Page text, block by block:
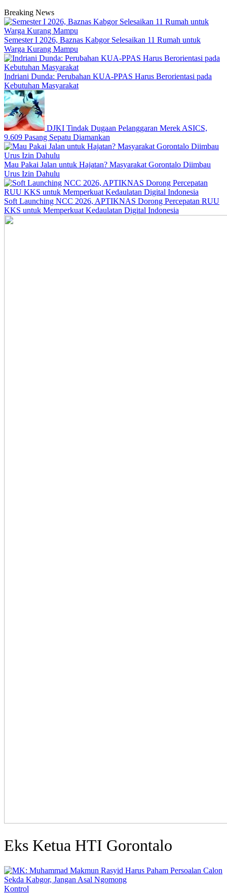
Breaking News
Semester I 2026, Baznas Kabgor Selesaikan 11 Rumah untuk
Warga Kurang Mampu
Indriani Dunda: Perubahan KUA-PPAS Harus Berorientasi pada
Kebutuhan Masyarakat
DJKI Tindak Dugaan Pelanggaran Merek ASICS,
9.609 Pasang Sepatu Diamankan
Mau Pakai Jalan untuk Hajatan? Masyarakat Gorontalo Diimbau
Urus Izin Dahulu
Soft Launching NCC 2026, APTIKNAS Dorong Percepatan RUU
KKS untuk Memperkuat Kedaulatan Digital Indonesia
Eks Ketua HTI Gorontalo
Kontrol